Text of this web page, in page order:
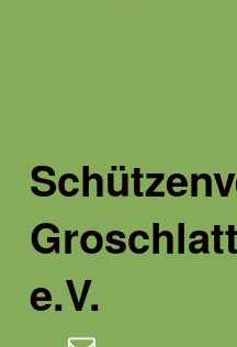
e.V.E-Mail